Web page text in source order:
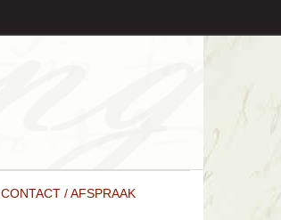
CONTACT / AFSPRAAK